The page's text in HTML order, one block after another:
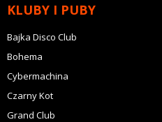
KLUBY I PUBY
Bajka Disco Club
Bohema
Cybermachina
Czarny Kot
Grand Club